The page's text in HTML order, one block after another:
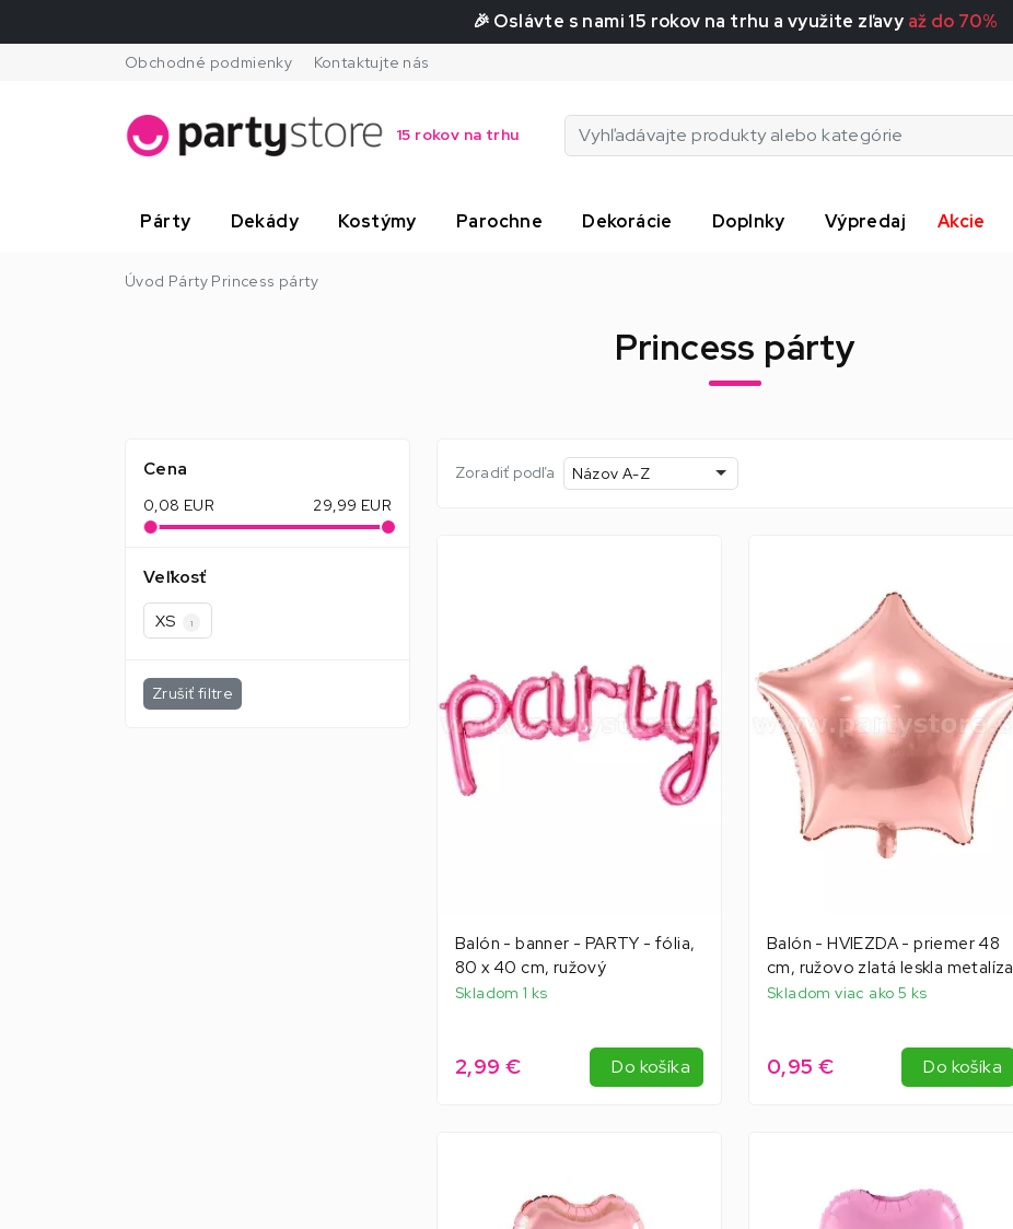
🎉 Oslávte s nami 15 rokov na trhu a využite zľavy až do 70%
Obchodné podmienky Kontaktujte nás
15 rokov na trhu
Párty Dekády Kostýmy Parochne Dekorácie Doplnky Výpredaj Akcie
Úvod Párty Princess párty
Princess párty
Cena
0,08 EUR 29,99 EUR
Veľkosť
XS 1
Zrušiť filtre
Zoradiť podľa Názov A-Z
Balón - banner - PARTY - fólia,
80 x 40 cm, ružový
Skladom 1 ks
2,99 € Do košíka
Balón - HVIEZDA - priemer 48
cm, ružovo zlatá leskla metalíza
Skladom viac ako 5 ks
0,95 € Do košíka